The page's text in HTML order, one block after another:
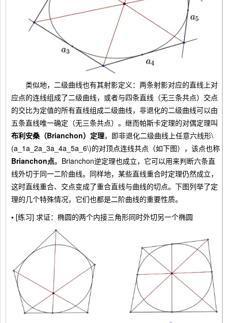
类似地，二级曲线也有其射影定义：两条射影对应的直线上对
应点的连线组成了二级曲线，或者与四条直线（无三条共点）交点
的交比为定值的所有直线组成二级曲线，非退化的二级曲线可以由
五条直线唯一确定（无三条共点）。继而帕斯卡定理的对偶定理叫
布利安桑（Brianchon）定理，即非退化二级曲线上任意六线形\
(a_1a_2a_3a_4a_5a_6\)的对顶点连线共点（如下图），该点也称
Brianchon点。Brianchon逆定理也成立，它可以用来判断六条直
线外切于同一二阶曲线。同样地，某些直线重合时定理仍然成立，
这时直线重合、交点变成了重合直线与曲线的切点。下图列举了定
理的几个特殊情况，它们也都是二阶曲线的重要性质。
• [练习] 求证：椭圆的两个内接三角形同时外切另一个椭圆